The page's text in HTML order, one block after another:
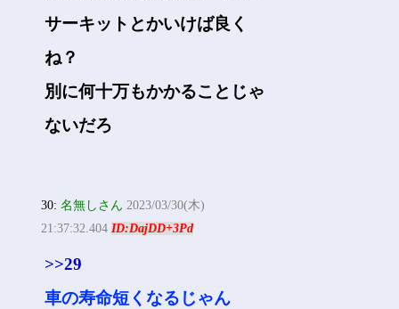
サーキットとかいけば良く
ね？
別に何十万もかかることじゃ
ないだろ
30:名無しさん 2023/03/30(木)
21:37:32.404ID:DajDD+3Pd
>>29
車の寿命短くなるじゃん